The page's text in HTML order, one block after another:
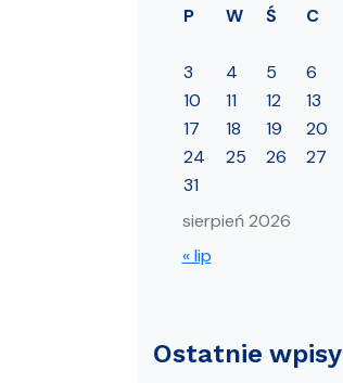
sierpień 2026
P W Ś C
3
4 5 6
10
11 12 13
17
18 19 20
24
25 26 27
31
« lip
Ostatnie wpisy